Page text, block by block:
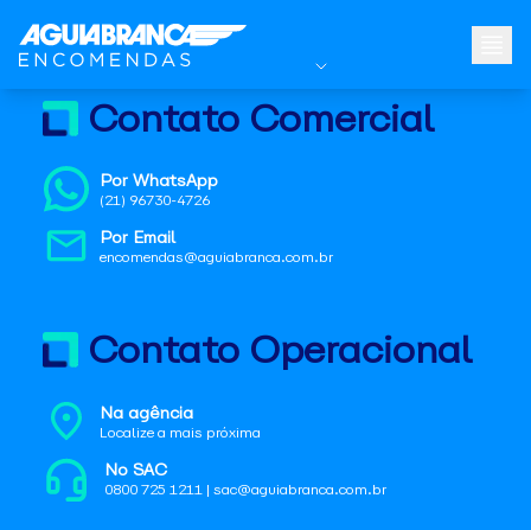
Contato Comercial
Por WhatsApp
(21) 96730-4726
Por Email
encomendas@aguiabranca.com.br
Contato Operacional
Na agência
Localize a mais próxima
No SAC
0800 725 1211 | sac@aguiabranca.com.br